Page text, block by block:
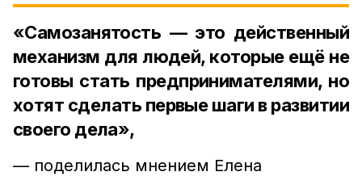
«Самозанятость — это действенный
механизм для людей, которые ещё не
готовы стать предпринимателями, но
хотят сделать первые шаги в развитии
своего дела»,
— поделилась мнением Елена